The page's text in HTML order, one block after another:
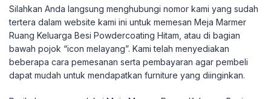
Silahkan Anda langsung menghubungi nomor kami yang sudah
tertera dalam website kami ini untuk memesan Meja Marmer
Ruang Keluarga Besi Powdercoating Hitam, atau di bagian
bawah pojok “icon melayang”. Kami telah menyediakan
beberapa cara pemesanan serta pembayaran agar pembeli
dapat mudah untuk mendapatkan furniture yang diinginkan.